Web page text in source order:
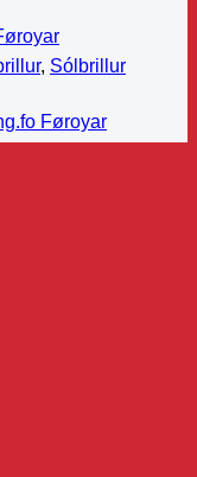
Føroyar
, Sólbrillur